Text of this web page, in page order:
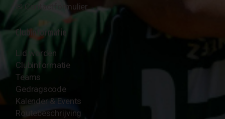
✉︎ Contactformulier
Clubinformatie
Lid worden
Clubinformatie
Teams
Gedragscode
Kalender & Events
Routebeschrijving